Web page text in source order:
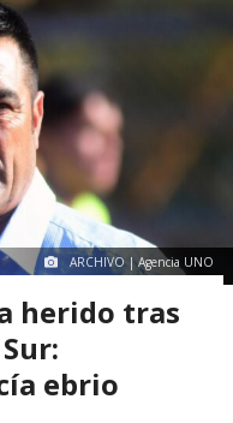
ARCHIVO | Agencia UNO
herido tras
ebrio